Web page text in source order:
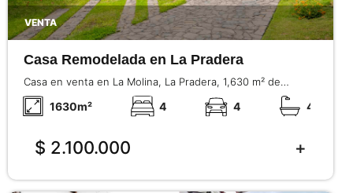
VENTA
Casa Remodelada en La Pradera
Casa en venta en La Molina, La Pradera, 1,630 m² de
terreno, 550 m² construidos, 4 dormitorios con baño, gran
jardín y remodelación interior completa.
1630m² 4 4 4
$ 2.100.000